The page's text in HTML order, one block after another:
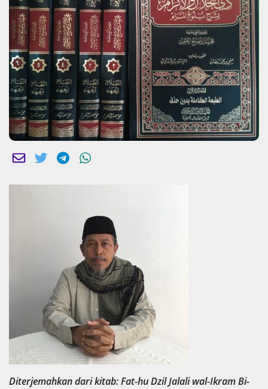
Diterjemahkan dari kitab: Fat-hu Dzil Jalali wal-Ikram Bi-